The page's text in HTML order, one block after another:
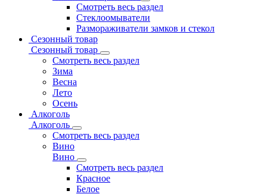
Смотреть весь раздел
Стеклоомыватели
Размораживатели замков и стекол
Сезонный товар
Сезонный товар
Смотреть весь раздел
Зима
Весна
Лето
Осень
Алкоголь
Алкоголь
Смотреть весь раздел
Вино
Вино
Смотреть весь раздел
Красное
Белое